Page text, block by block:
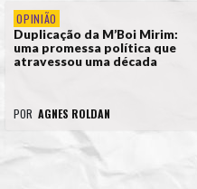
OPINIÃO
Duplicação da M’Boi Mirim:
uma promessa política que
atravessou uma década
POR AGNES ROLDAN